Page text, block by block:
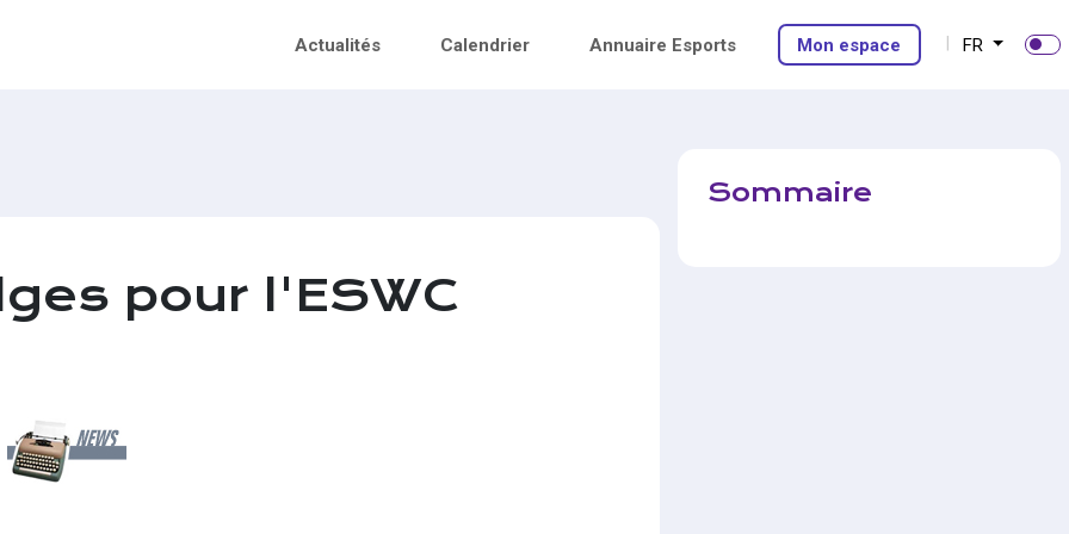
Actualités Calendrier Annuaire Esports Mon espace FR
pour l'ESWC
Sommaire